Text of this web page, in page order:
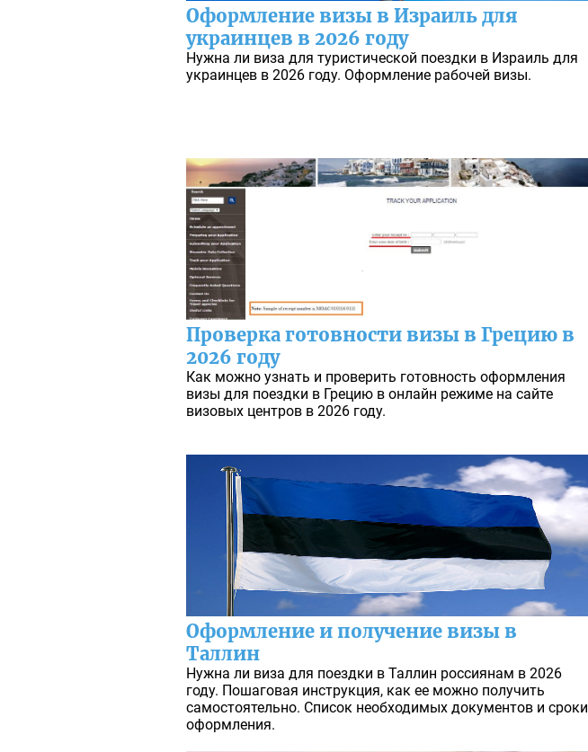
Оформление визы в Израиль для
украинцев в 2026 году
Нужна ли виза для туристической поездки в Израиль для
украинцев в 2026 году. Оформление рабочей визы.
Проверка готовности визы в Грецию в
2026 году
Как можно узнать и проверить готовность оформления
визы для поездки в Грецию в онлайн режиме на сайте
визовых центров в 2026 году.
Оформление и получение визы в
Таллин
Нужна ли виза для поездки в Таллин россиянам в 2026
году. Пошаговая инструкция, как ее можно получить
самостоятельно. Список необходимых документов и сроки
оформления.